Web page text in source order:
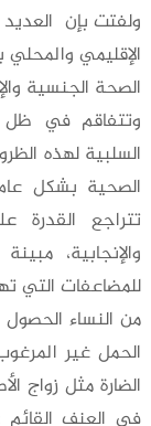
ولفتت بإن العديد
الإقليمي
الصحة الجنسية
وتتفاقم في ظل
السلبية لهذه
الصحية بشكل
تتراجع
والإنجابية،
للمضاعفات التي
من النساء
الحمل غير
الضارة مثل زواج